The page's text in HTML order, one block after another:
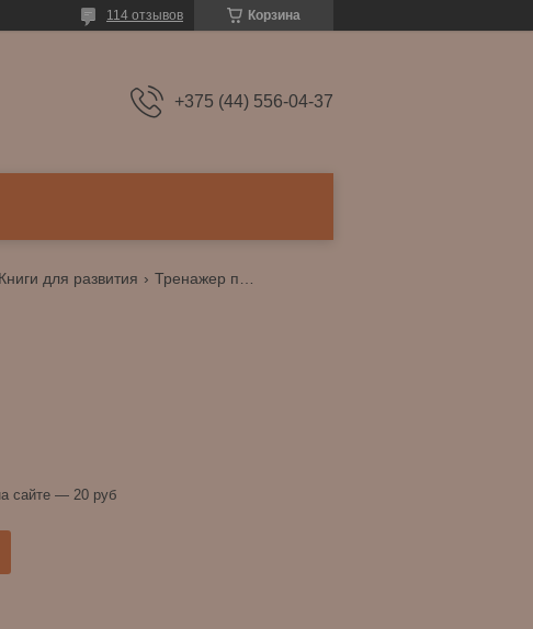
Корзина
114 отзывов
+375 (44) 556-04-37
Книги для развития
сайте — 20 руб